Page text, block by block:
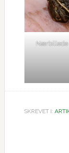
Nærbillede
SKREVET I: